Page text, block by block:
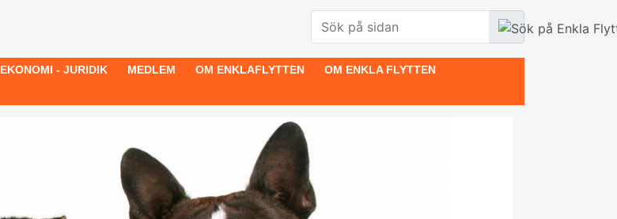
EKONOMI - JURIDIK MEDLEM OM ENKLAFLYTTEN
OM ENKLA FLYTTEN